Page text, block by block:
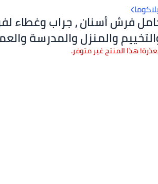
فرش أسنان ، جراب وغطاء
متعدد الألوان
هذا المنتج غير متوفر.